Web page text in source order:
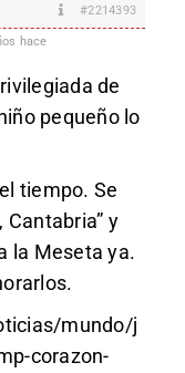
#2214393
hace
de
pequeño lo
tiempo. Se
Cantabria” y
la Meseta ya.
mundo/j
corazon-